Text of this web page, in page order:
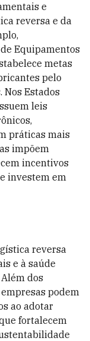
e
reversa e da
Equipamentos
metas
pelo
Nos Estados
leis
práticas mais
impõem
incentivos
investem em
reversa
e à saúde
dos
podem
ao adotar
fortalecem